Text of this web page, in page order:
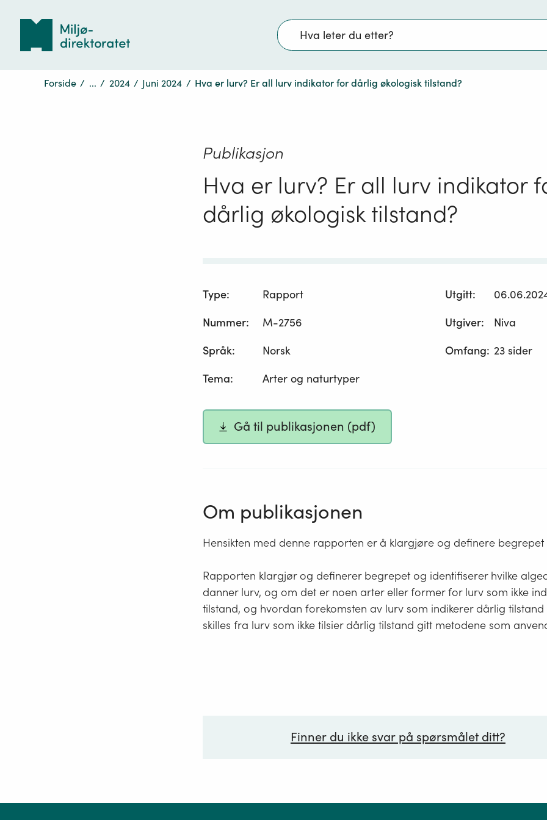
Søk
Forside / ... / 2024 / Juni 2024 / Hva er lurv? Er all lurv indikator for dårlig økologisk tilstand?
Publikasjon
Hva er lurv? Er all lurv indikator
dårlig økologisk tilstand?
Type: Rapport Utgitt:
Nummer: M-2756 Utgiver:
Niva
Språk: Norsk Omfang: 23 sider
Tema: Arter og naturtyper
Gå til publikasjonen (pdf)
Om publikasjonen
Hensikten med denne rapporten er å klargjøre og definere begrepet
Rapporten klargjør og definerer begrepet og identifiserer hvilke
danner lurv, og om det er noen arter eller former for lurv som ikke
tilstand, og hvordan forekomsten av lurv som indikerer dårlig tilstand
skilles fra lurv som ikke tilsier dårlig tilstand gitt metodene som
Finner du ikke svar på spørsmålet ditt?